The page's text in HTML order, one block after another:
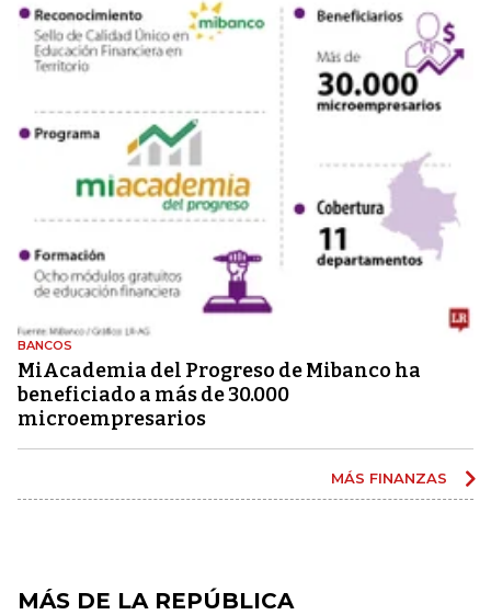
BANCOS
MiAcademia del Progreso de Mibanco ha
beneficiado a más de 30.000
microempresarios
MÁS FINANZAS
MÁS DE LA REPÚBLICA